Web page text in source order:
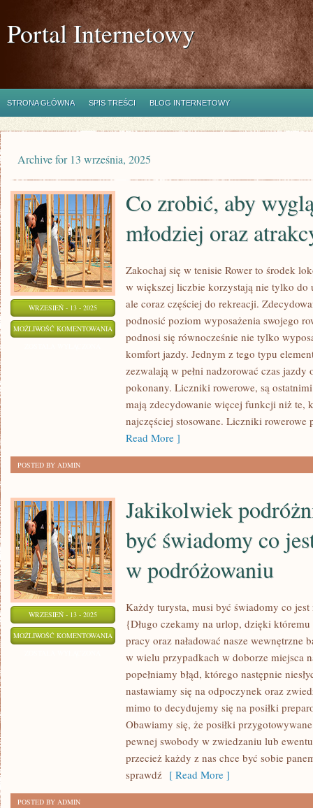
Portal Internetowy
STRONA GŁÓWNA SPIS TREŚCI BLOG INTERNETOWY
Archive for 13 września, 2025
WRZESIEŃ - 13 - 2025
MOŻLIWOŚĆ KOMENTOWANIA
ZROBIĆ,
ORAZ
Co zrobić, aby
młodziej oraz
Zakochaj się w tenisie Rower to środek
w większej liczbie korzystają nie tylko
ale coraz częściej do rekreacji.
podnosić poziom wyposażenia swojego
podnosi się równocześnie nie tylko
komfort jazdy. Jednym z tego typu
zezwalają w pełni nadzorować czas jazdy
pokonany. Liczniki rowerowe, są
mają zdecydowanie więcej funkcji niż te,
najczęściej stosowane. Liczniki
Read More ]
POSTED BY ADMIN
WRZESIEŃ - 13 - 2025
MOŻLIWOŚĆ KOMENTOWANIA
PODRÓŻNIK,
ŚWIADOMY
JEST
NAJWAŻNIEJSZE
PODRÓŻOWANIU
Jakikolwiek
być świadomy co
w podróżowaniu
Każdy turysta, musi być świadomy co
{Długo czekamy na urlop, dzięki
pracy oraz naładować nasze
w wielu przypadkach w doborze miejsca
popełniamy błąd, którego następnie
nastawiamy się na odpoczynek oraz
mimo to decydujemy się na posiłki
Obawiamy się, że posiłki
pewnej swobody w zwiedzaniu lub
przecież każdy z nas chce być sobie
sprawdź [ Read More ]
POSTED BY ADMIN